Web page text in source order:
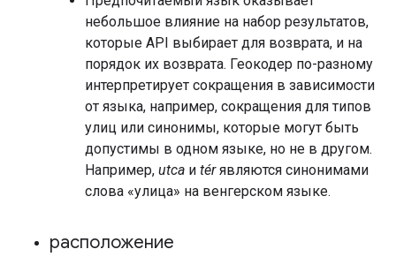
небольшое влияние на набор результатов,
которые API выбирает для возврата, и на
порядок их возврата. Геокодер по-разному
интерпретирует сокращения в зависимости
от языка, например, сокращения для типов
улиц или синонимы, которые могут быть
допустимы в одном языке, но не в другом.
Например, utca и térявляются синонимами
слова «улица» на венгерском языке.
расположение